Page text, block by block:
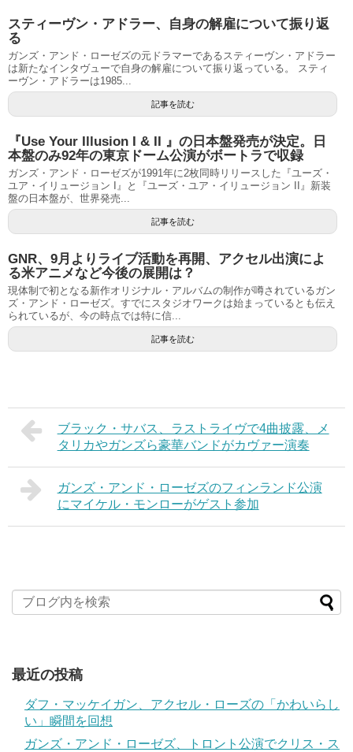
スティーヴン・アドラー、自身の解雇について振り返
る
ガンズ・アンド・ローゼズの元ドラマーであるスティーヴン・アドラー
は新たなインタヴューで自身の解雇について振り返っている。 スティ
ーヴン・アドラーは1985...
記事を読む
『Use Your Illusion I & II 』の日本盤発売が決定。日
本盤のみ92年の東京ドーム公演がボートラで収録
ガンズ・アンド・ローゼズが1991年に2枚同時リリースした『ユーズ・
ユア・イリュージョン I』と『ユーズ・ユア・イリュージョン II』新装
盤の日本盤が、世界発売...
記事を読む
GNR、9月よりライブ活動を再開、アクセル出演によ
る米アニメなど今後の展開は？
現体制で初となる新作オリジナル・アルバムの制作が噂されているガン
ズ・アンド・ローゼズ。すでにスタジオワークは始まっているとも伝え
られているが、今の時点では特に信...
記事を読む
ブラック・サバス、ラストライヴで4曲披露、メ
タリカやガンズら豪華バンドがカヴァー演奏
ガンズ・アンド・ローゼズのフィンランド公演
にマイケル・モンローがゲスト参加
最近の投稿
ダフ・マッケイガン、アクセル・ローズの「かわいらし
い」瞬間を回想
ガンズ・アンド・ローゼズ、トロント公演でクリス・ス